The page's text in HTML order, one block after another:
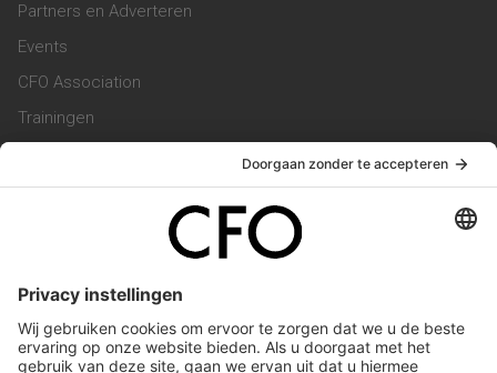
Partners en Adverteren
Events
CFO Association
Trainingen
Vacatures
Service & Contact
Werken bij ons
Privacy Statement
Algemene Voorwaarden